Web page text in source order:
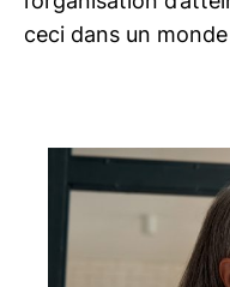
ceci dans un